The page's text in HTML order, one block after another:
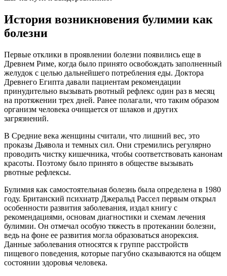
История возникновения булимии как
болезни
Первые отклики в проявлении болезни появились еще в
Древнем Риме, когда было принято освобождать заполненный
желудок с целью дальнейшего потребления еды. Доктора
Древнего Египта давали пациентам рекомендации
принудительно вызывать рвотный рефлекс один раз в месяц
на протяжении трех дней. Ранее полагали, что таким образом
организм человека очищается от шлаков и других
загрязнений.
В Средние века женщины считали, что лишний вес, это
проказы Дьявола и темных сил. Они стремились регулярно
проводить чистку кишечника, чтобы соответствовать канонам
красоты. Поэтому было принято в обществе вызывать
рвотные рефлексы.
Булимия как самостоятельная болезнь была определена в 1980
году. Британский психиатр Джеральд Рассел первым открыл
особенности развития заболевания, издал книгу с
рекомендациями, основам диагностики и схемам лечения
булимии. Он отмечал особую тяжесть в протекании болезни,
ведь на фоне ее развития могла образоваться анорексия.
Данные заболевания относятся к группе расстройств
пищевого поведения, которые пагубно сказываются на общем
состоянии здоровья человека.